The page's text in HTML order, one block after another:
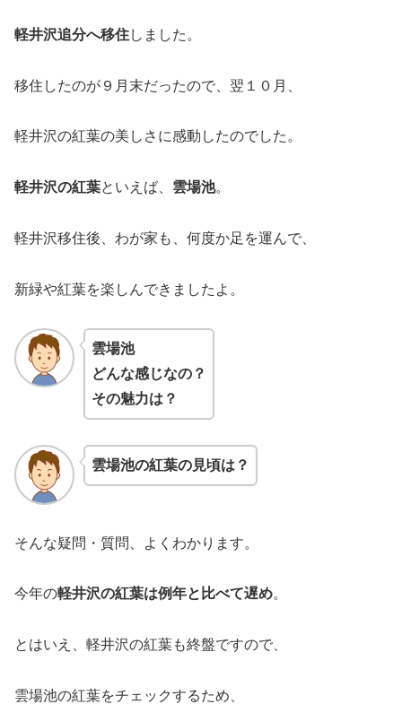
軽井沢追分へ移住しました。
移住したのが９月末だったので、翌１０月、
軽井沢の紅葉の美しさに感動したのでした。
軽井沢の紅葉といえば、 雲場池。
軽井沢移住後、わが家も、何度か足を運んで、
新緑や紅葉を楽しんできましたよ。
雲場池
どんな感じなの？
その魅力は？
雲場池の紅葉の見頃は？
そんな疑問・質問、よくわかります。
今年の軽井沢の紅葉は例年と比べて遅め。
とはいえ、軽井沢の紅葉も終盤ですので、
雲場池の紅葉をチェックするため、